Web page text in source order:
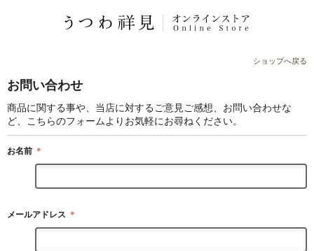
ショップへ戻る
お問い合わせ
商品に関する事や、当店に対するご意見ご感想、お問い合わせな
ど、こちらのフォームよりお気軽にお尋ねください。
お名前 ＊
メールアドレス ＊